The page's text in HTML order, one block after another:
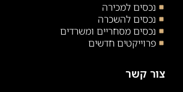
נכסים למכירה
נכסים להשכרה
נכסים מסחריים ומשרדים
פרוייקטים חדשים
צור קשר